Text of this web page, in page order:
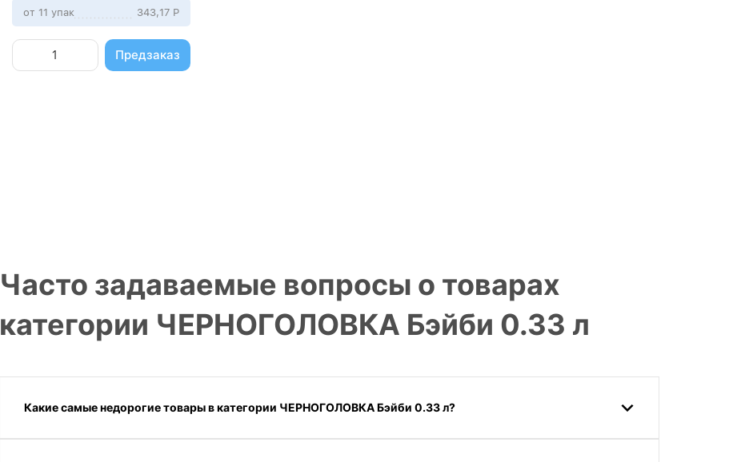
от 11 упак 343,17 Р
Предзаказ
Часто задаваемые вопросы о товарах
категории ЧЕРНОГОЛОВКА Бэйби 0.33 л
Какие самые недорогие товары в категории ЧЕРНОГОЛОВКА Бэйби 0.33 л?